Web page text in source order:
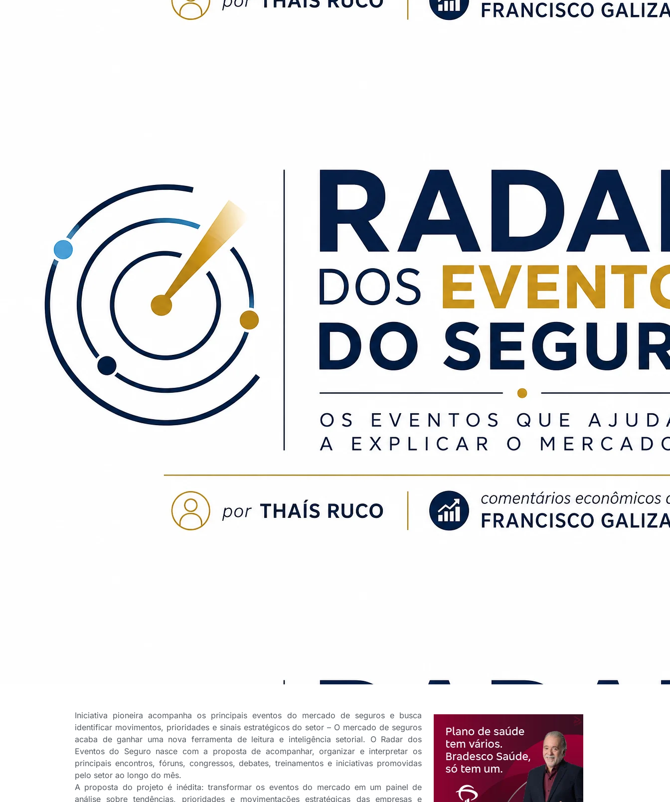
Iniciativa pioneira acompanha os principais eventos do mercado de seguros e busca
identificar movimentos, prioridades e sinais estratégicos do setor – O mercado de seguros
acaba de ganhar uma nova ferramenta de leitura e inteligência setorial. O Radar dos
Eventos do Seguro nasce com a proposta de acompanhar, organizar e interpretar os
principais encontros, fóruns, congressos, debates, treinamentos e iniciativas promovidas
pelo setor ao longo do mês.
A proposta do projeto é inédita: transformar os eventos do mercado em um painel de
análise sobre tendências, prioridades e movimentações estratégicas das empresas e